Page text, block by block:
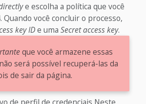
e escolha a política que você
Quando você concluir o processo,
key IDe uma Secret access key.
que você armazene essas
será possível recuperá-las da
de sair da página.